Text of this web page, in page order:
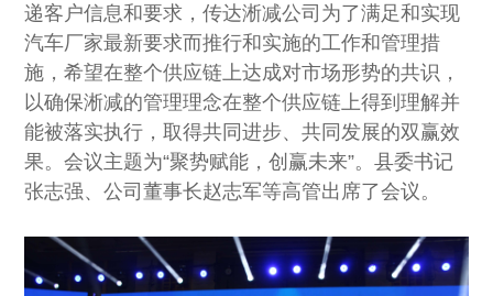
递客户信息和要求，传达淅减公司为了满足和实现
汽车厂家最新要求而推行和实施的工作和管理措
施，希望在整个供应链上达成对市场形势的共识，
以确保淅减的管理理念在整个供应链上得到理解并
能被落实执行，取得共同进步、共同发展的双赢效
果。会议主题为“聚势赋能，创赢未来”。县委书记
张志强、公司董事长赵志军等高管出席了会议。